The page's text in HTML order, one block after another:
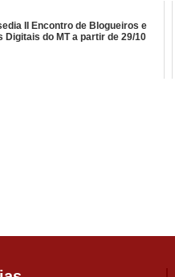
II Encontro de Blogueiros e
Digitais do MT a partir de 29/10